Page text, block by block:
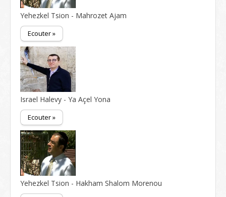
Yehezkel Tsion - Mahrozet Ajam
Ecouter »
Israel Halevy - Ya Açel Yona
Ecouter »
Yehezkel Tsion - Hakham Shalom Morenou